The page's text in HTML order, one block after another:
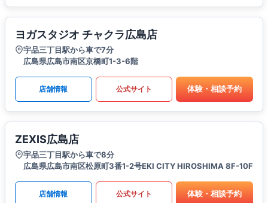
ヨガスタジオ チャクラ広島店
宇品三丁目駅から車で7分
広島県広島市南区京橋町1-3-6階
店舗情報 公式サイト 体験・相談予約
ZEXIS広島店
宇品三丁目駅から車で8分
広島県広島市南区松原町3番1-2号EKI CITY HIROSHIMA 8F-10F
店舗情報 公式サイト 体験・相談予約